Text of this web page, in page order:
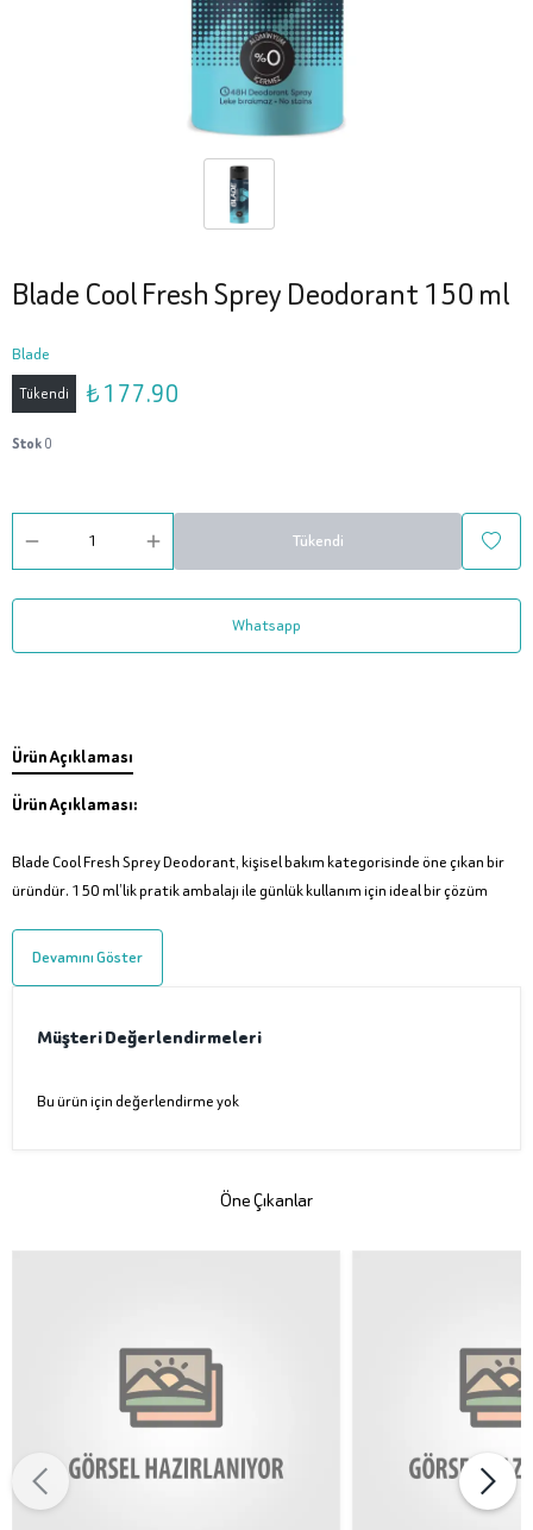
Blade Cool Fresh Sprey Deodorant 150 ml
Blade
Tükendi ₺ 177.90
Stok0
Tükendi
Whatsapp
Ürün Açıklaması
Ürün Açıklaması:
Blade Cool Fresh Sprey Deodorant, kişisel bakım kategorisinde öne çıkan bir
üründür. 150 ml’lik pratik ambalajı ile günlük kullanım için ideal bir çözüm
Devamını Göster
Müşteri Değerlendirmeleri
Bu ürün için değerlendirme yok
Öne Çıkanlar